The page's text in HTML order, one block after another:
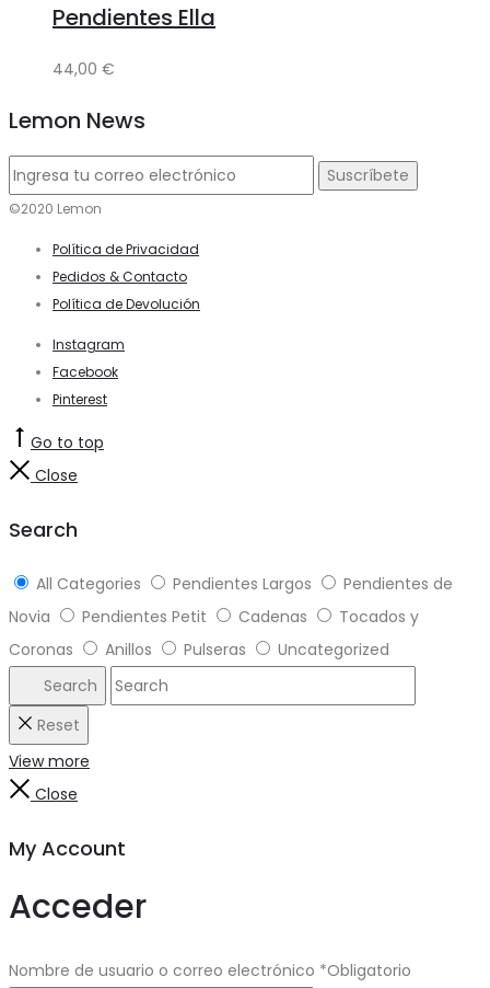
Pendientes Ella
44,00 €
Lemon News
©2020 Lemon
Política de Privacidad
Pedidos & Contacto
Política de Devolución
Instagram
Facebook
Pinterest
Go to top
Close
Search
All Categories Pendientes Largos
Pendientes de
Novia
Pendientes Petit Cadenas
Tocados y
Coronas
Anillos Pulseras
Uncategorized
Search
Reset
View more
Close
My Account
Acceder
Nombre de usuario o correo electrónico *Obligatorio